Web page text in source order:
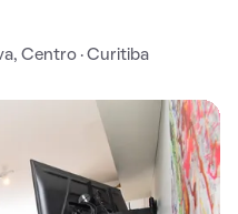
Centro · Curitiba